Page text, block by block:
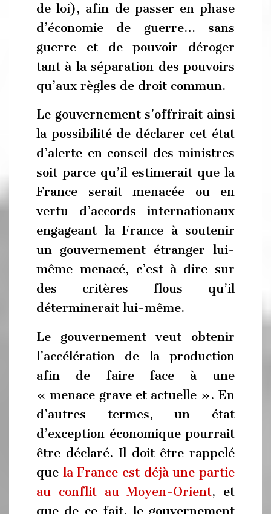
de loi), afin de passer en phase
d’économie de guerre… sans
guerre et de pouvoir déroger
tant à la séparation des pouvoirs
qu’aux règles de droit commun.
Le gouvernement s’offrirait ainsi
la possibilité de déclarer cet état
d’alerte en conseil des ministres
soit parce qu’il estimerait que la
France serait menacée ou en
vertu d’accords internationaux
engageant la France à soutenir
un gouvernement étranger lui-
même menacé, c’est-à-dire sur
des critères flous qu’il
déterminerait lui-même.
Le gouvernement veut obtenir
l’accélération de la production
afin de faire face à une
« menace grave et actuelle ». En
d’autres termes, un état
d’exception économique pourrait
être déclaré. Il doit être rappelé
que la France est déjà une partie
au conflit au Moyen-Orient, et
que de ce fait, le gouvernement